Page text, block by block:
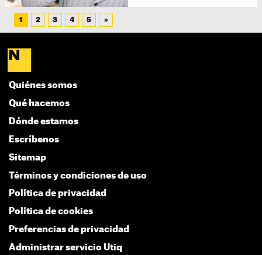
1 2 3 4 5 »
Quiénes somos
Qué hacemos
Dónde estamos
Escríbenos
Sitemap
Términos y condiciones de uso
Política de privacidad
Política de cookies
Preferencias de privacidad
Administrar servicio Utiq